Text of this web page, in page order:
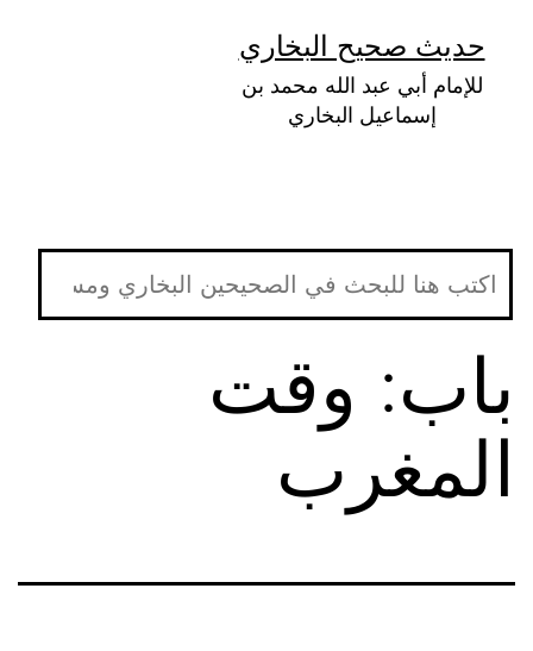
المحتوى
حديث صحيح البخاري
للإمام أبي عبد الله محمد بن
إسماعيل البخاري
باب: وقت
المغرب